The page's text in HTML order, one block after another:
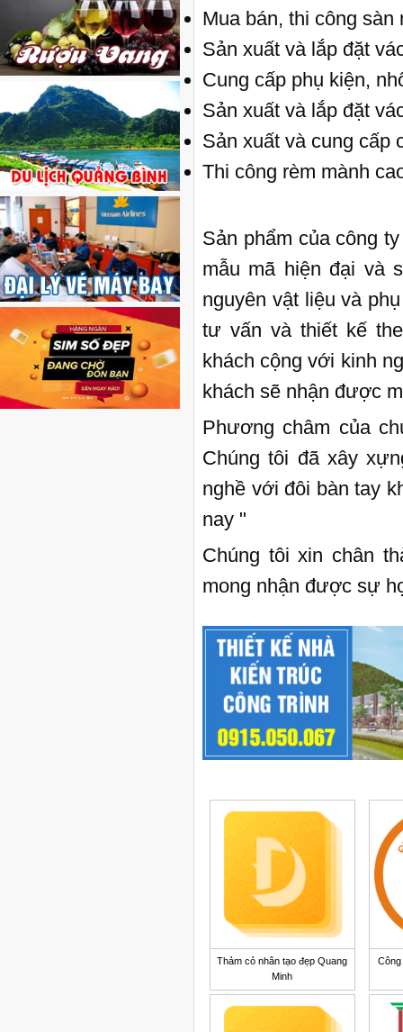
Mua bán, thi công
Sản xuất và lắp đặt
Cung cấp phụ kiện,
Sản xuất và lắp đặt
Sản xuất và cung cấp
Thi công rèm mành
Sản phẩm của công
mẫu mã hiện đại và
nguyên vật liệu và
tư vấn và thiết kế
khách cộng với kinh
khách sẽ nhận được
Phương châm của
Chúng tôi đã xây
nghề với đôi bàn tay
nay "
Chúng tôi xin chân
mong nhận được sự
Thảm cỏ nhân tạo đẹp Quang
Minh
Công